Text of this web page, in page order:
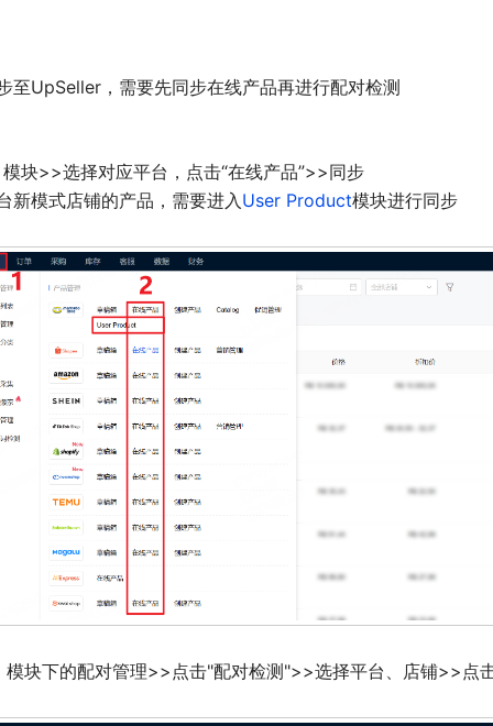
至UpSeller，需要先同步在线产品再进行配对检测
块>>选择对应平台，点击“在线产品”>>同步
新模式店铺的产品，需要进入User Product模块进行同步
模块下的配对管理>>点击"配对检测">>选择平台、店铺>>点